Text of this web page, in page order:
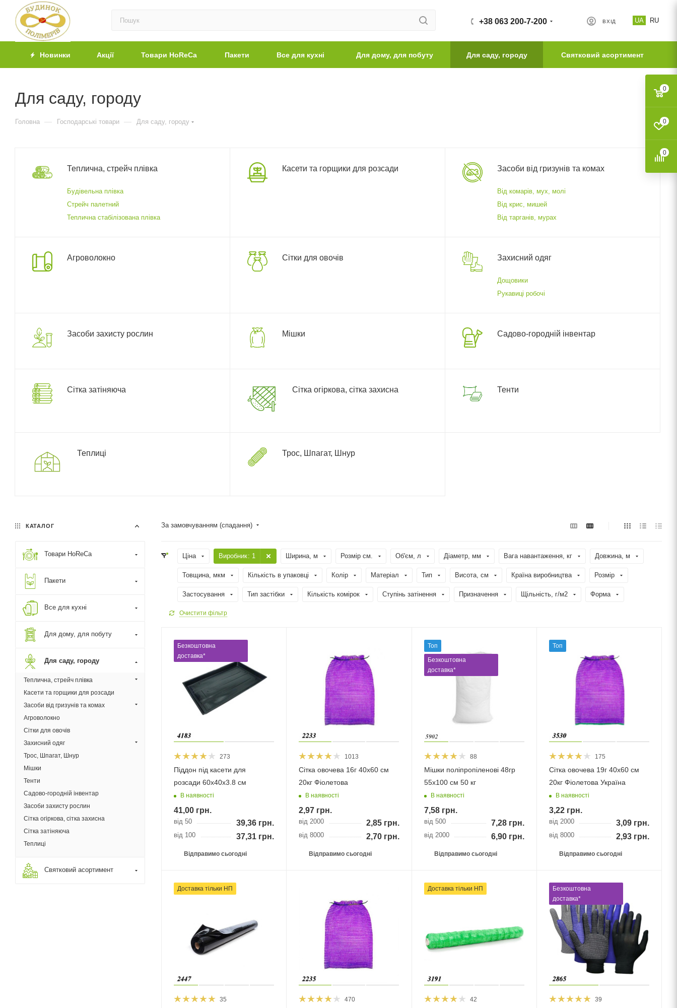
UA RU
ВХІД
+38 063 200-7-200
Новинки Акції Товари HoReCa Пакети Все для кухні Для дому, для побуту Для саду, городу Святковий асортимент
Для саду, городу
Головна — Господарські товари — Для саду, городу
Теплична, стрейч плівка
Будівельна плівка
Стрейч палетний
Теплична стабілізована плівка
Касети та горщики для розсади Засоби від гризунів та комах
Від комарів, мух, молі
Від крис, мишей
Від тарганів, мурах
Агроволокно Сітки для овочів Захисний одяг
Дощовики
Рукавиці робочі
Засоби захисту рослин Мішки Садово-городній інвентар
Сітка затіняюча Сітка огіркова, сітка захисна Тенти
Теплиці Трос, Шпагат, Шнур
За замовчуванням (спадання)
Ціна Виробник: 1 Ширина, м Розмір см. Об'єм, л Діаметр, мм Вага навантаження, кг Довжина, м
Товщина, мкм Кількість в упаковці Колір Матеріал Тип Висота, см Країна виробництва Розмір
Застосування Тип застібки Кількість комірок Ступінь затінення Призначення Щільність, г/м2 Форма
Очистити фільтр
Безкоштовна
доставка*
273
Піддон під касети для
розсади 60х40х3.8 см
В наявності
41,00 грн.
від 50 39,36 грн.
від 100 37,31 грн.
Відправимо сьогодні
1013
Сітка овочева 16г 40х60 см
20кг Фіолетова
В наявності
2,97 грн.
від 2000 2,85грн.
від 8000 2,70грн.
Відправимо сьогодні
Топ
Безкоштовна
доставка*
88
Мішки поліпропіленові 48гр
55х100 см 50 кг
В наявності
7,58грн.
від 500 7,28грн.
від 2000 6,90грн.
Відправимо сьогодні
Топ
175
Сітка овочева 19г 40х60 см
20кг Фіолетова Україна
В наявності
3,22грн.
від 2000 3,09 грн.
від 8000 2,93 грн.
Відправимо сьогодні
Доставка тільки НП
35 470
Доставка тільки НП
42
Безкоштовна
доставка*
39
КАТАЛОГ
Товари HoReCa
Пакети
Все для кухні
Для дому, для побуту
Для саду, городу
Теплична, стрейч плівка
Касети та горщики для розсади
Засоби від гризунів та комах
Агроволокно
Сітки для овочів
Захисний одяг
Трос, Шпагат, Шнур
Мішки
Тенти
Садово-городній інвентар
Засоби захисту рослин
Сітка огіркова, сітка захисна
Сітка затіняюча
Теплиці
Святковий асортимент
0
0
0